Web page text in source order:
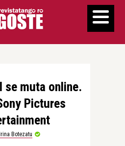
se muta online.
Pictures
Irina Botezatu